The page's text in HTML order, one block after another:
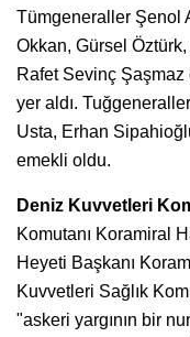
Tümgeneraller Şenol
Okkan, Gürsel
Rafet Sevinç
yer aldı.
Usta, Erhan
emekli oldu.
Deniz Kuvvetleri
Komutanı Koramiral
Heyeti Başkanı
Kuvvetleri Sağlık
"askeri yargının bir